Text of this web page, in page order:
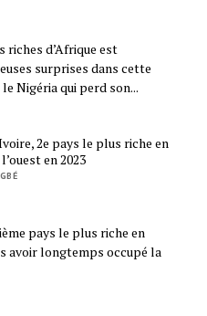
riches d’Afrique est
surprises dans cette
Nigéria qui perd son...
2e pays le plus riche en
en 2023
pays le plus riche en
avoir longtemps occupé la